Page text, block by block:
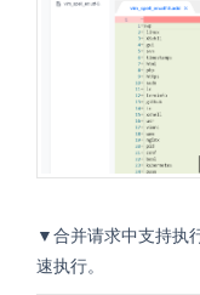
▼合并请求中支持执
速执行。